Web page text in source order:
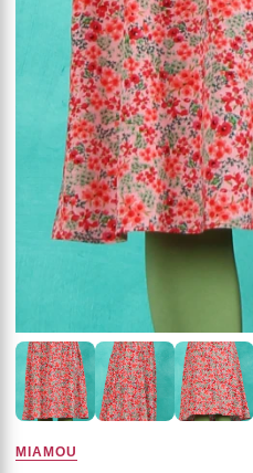
MIAMOU